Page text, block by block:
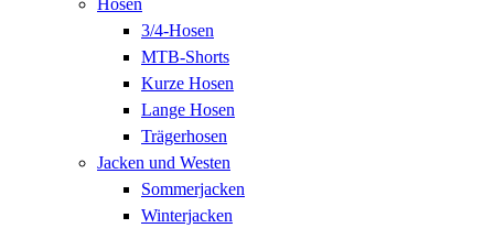
3/4-Hosen
MTB-Shorts
Kurze Hosen
Lange Hosen
Trägerhosen
Jacken und Westen
Sommerjacken
Winterjacken